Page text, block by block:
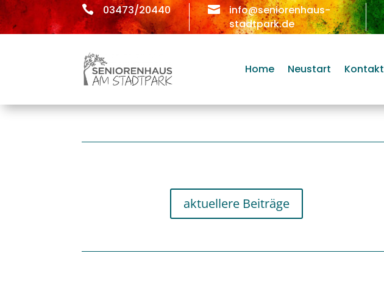
 03473/20440 
info@seniorenhaus-
stadtpark.de
Home Neustart Kontakt
aktuellere Beiträge